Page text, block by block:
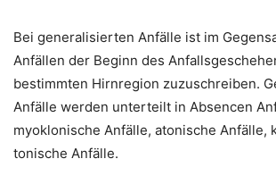
Bei generalisierten Anfälle ist im
Anfällen der Beginn des
bestimmten Hirnregion zuzuschreiben.
Anfälle werden unterteilt in Absencen
myoklonische Anfälle, atonische Anfälle,
tonische Anfälle.